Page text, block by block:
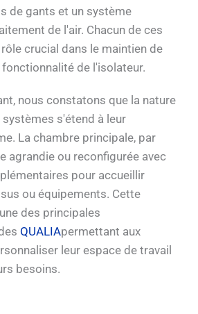
de gants et un système
de l'air. Chacun de ces
crucial dans le maintien de
de l'isolateur.
nous constatons que la nature
s'étend à leur
La chambre principale, par
agrandie ou reconfigurée avec
pour accueillir
ou équipements. Cette
des principales
QUALIApermettant aux
leur espace de travail
besoins.